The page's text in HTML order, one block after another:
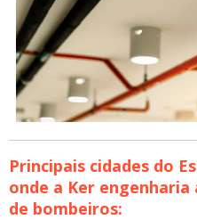
Principais cidades do
onde a Ker
de bombeiros: